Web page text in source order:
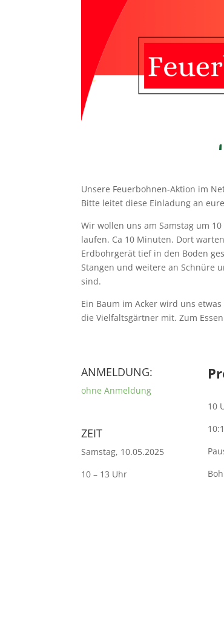
Unsere Feuerbohnen-Aktion im
Bitte leitet diese Einladung an
Wir wollen uns am Samstag um
laufen. Ca 10 Minuten. Dort
Erdbohrgerät tief in den Boden
Stangen und weitere an Schnüre
sind.
Ein Baum im Acker wird uns
die Vielfaltsgärtner mit. Zum
ANMELDUNG:
ohne Anmeldung
ZEIT
Samstag, 10.05.2025
10 – 13 Uhr
10